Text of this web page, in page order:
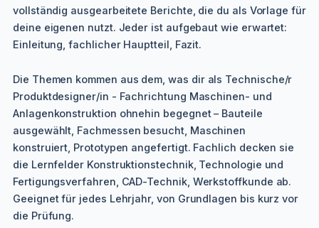
vollständig ausgearbeitete Berichte, die du als Vorlage für
deine eigenen nutzt. Jeder ist aufgebaut wie erwartet:
Einleitung, fachlicher Hauptteil, Fazit.
Die Themen kommen aus dem, was dir als Technische/r
Produktdesigner/in - Fachrichtung Maschinen- und
Anlagenkonstruktion ohnehin begegnet – Bauteile
ausgewählt, Fachmessen besucht, Maschinen
konstruiert, Prototypen angefertigt. Fachlich decken sie
die Lernfelder Konstruktionstechnik, Technologie und
Fertigungsverfahren, CAD-Technik, Werkstoffkunde ab.
Geeignet für jedes Lehrjahr, von Grundlagen bis kurz vor
die Prüfung.